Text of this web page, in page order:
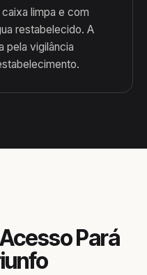
limpa e com
restabelecido. A
pela vigilância
Pará